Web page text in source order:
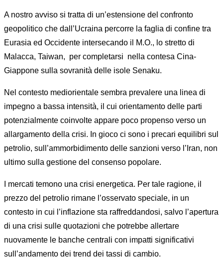
A nostro avviso si tratta di un’estensione del confronto
geopolitico che dall’Ucraina percorre la faglia di confine tra
Eurasia ed Occidente intersecando il M.O., lo stretto di
Malacca, Taiwan, per completarsi nella contesa Cina-
Giappone sulla sovranità delle isole Senaku.
Nel contesto mediorientale sembra prevalere una linea di
impegno a bassa intensità, il cui orientamento delle parti
potenzialmente coinvolte appare poco propenso verso un
allargamento della crisi. In gioco ci sono i precari equilibri sul
petrolio, sull’ammorbidimento delle sanzioni verso l’Iran, non
ultimo sulla gestione del consenso popolare.
I mercati temono una crisi energetica. Per tale ragione, il
prezzo del petrolio rimane l’osservato speciale, in un
contesto in cui l’inflazione sta raffreddandosi, salvo l’apertura
di una crisi sulle quotazioni che potrebbe allertare
nuovamente le banche centrali con impatti significativi
sull’andamento dei trend dei tassi di cambio.